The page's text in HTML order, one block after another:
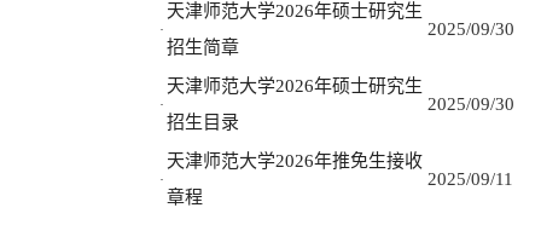
·
天津师范大学2026年硕士研究生
招生简章
2025/09/30
·
天津师范大学2026年硕士研究生
招生目录
2025/09/30
·
天津师范大学2026年推免生接收
章程
2025/09/11